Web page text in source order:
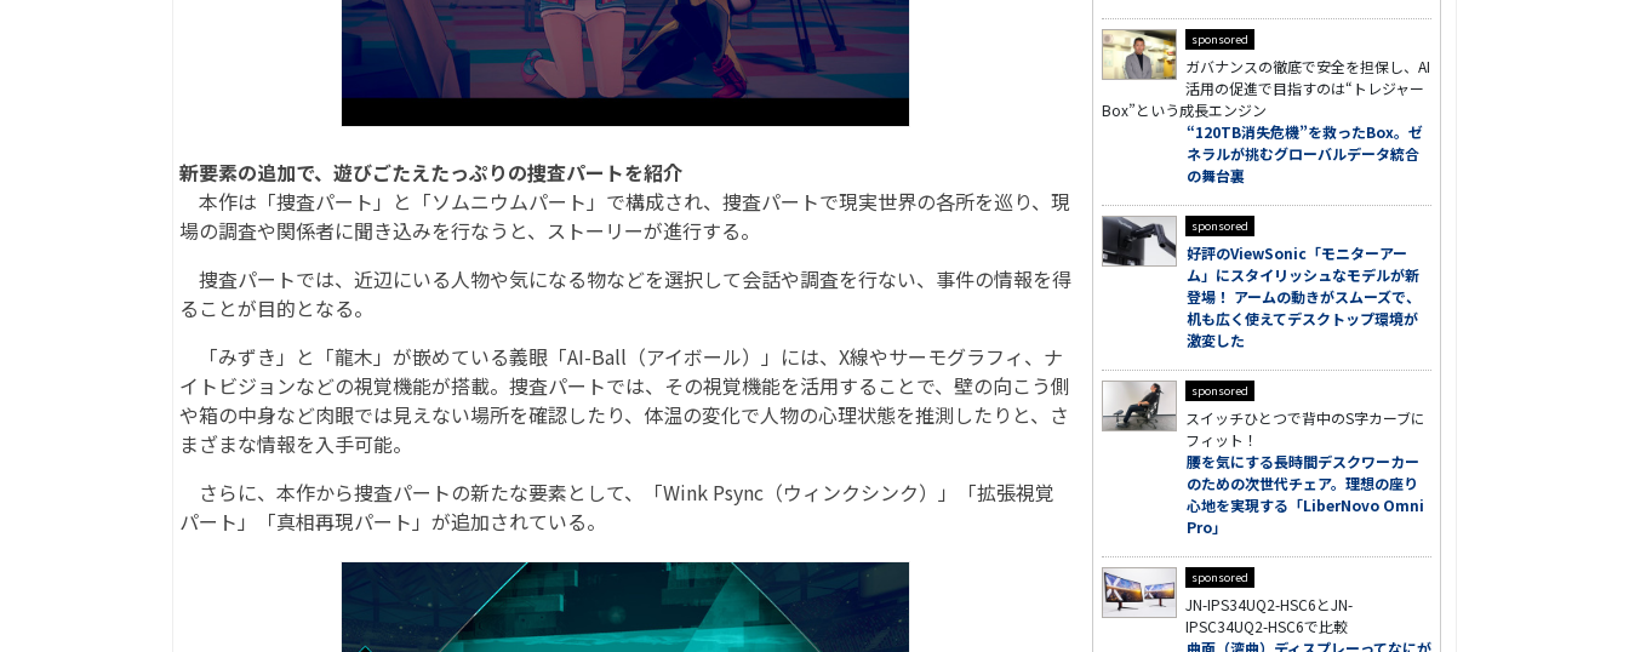
新要素の追加で、遊びごたえたっぷりの捜査パートを紹介
本作は「捜査パート」と「ソムニウムパート」で構成され、捜査パートで現実世界の各所を巡り、現
場の調査や関係者に聞き込みを行なうと、ストーリーが進行する。
捜査パートでは、近辺にいる人物や気になる物などを選択して会話や調査を行ない、事件の情報を得
ることが目的となる。
「みずき」と「龍木」が嵌めている義眼「AI-Ball（アイボール）」には、X線やサーモグラフィ、ナ
イトビジョンなどの視覚機能が搭載。捜査パートでは、その視覚機能を活用することで、壁の向こう側
や箱の中身など肉眼では見えない場所を確認したり、体温の変化で人物の心理状態を推測したりと、さ
まざまな情報を入手可能。
さらに、本作から捜査パートの新たな要素として、「Wink Psync（ウィンクシンク）」「拡張視覚
パート」「真相再現パート」が追加されている。
sponsored
ガバナンスの徹底で安全を担保し、AI
活用の促進で目指すのは“トレジャー
Box”という成長エンジン
“120TB消失危機”を救ったBox。ゼ
ネラルが挑むグローバルデータ統合
の舞台裏
sponsored
好評のViewSonic「モニターアー
ム」にスタイリッシュなモデルが新
登場！ アームの動きがスムーズで、
机も広く使えてデスクトップ環境が
激変した
sponsored
スイッチひとつで背中のS字カーブに
フィット！
腰を気にする長時間デスクワーカー
のための次世代チェア。理想の座り
心地を実現する「LiberNovo Omni
Pro」
sponsored
JN-IPS34UQ2-HSC6とJN-
IPSC34UQ2-HSC6で比較
曲面（湾曲）ディスプレーってなにが